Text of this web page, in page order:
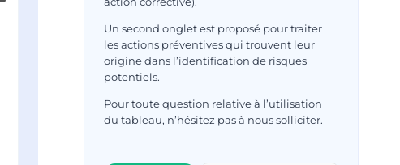
ISO 26000 de l’AFNOR
Jeremy CICERO janvier 8, 2011
Un second onglet est proposé pour traiter
les actions préventives qui trouvent leur
origine dans l’identification de risques
potentiels.
Pour toute question relative à l’utilisation
du tableau, n’hésitez pas à nous solliciter.